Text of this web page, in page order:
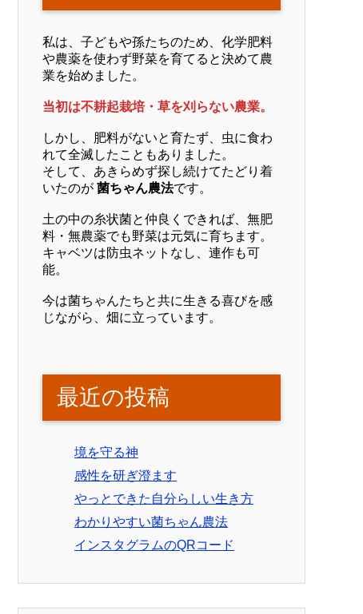
私は、子どもや孫たちのため、化学肥料
や農薬を使わず野菜を育てると決めて農
業を始めました。
当初は不耕起栽培・草を刈らない農業。
しかし、肥料がないと育たず、虫に食わ
れて全滅したこともありました。
そして、あきらめず探し続けてたどり着
いたのが 菌ちゃん農法です。
土の中の糸状菌と仲良くできれば、無肥
料・無農薬でも野菜は元気に育ちます。
キャベツは防虫ネットなし、連作も可
能。
今は菌ちゃんたちと共に生きる喜びを感
じながら、畑に立っています。
最近の投稿
境を守る神
感性を研ぎ澄ます
やっとできた自分らしい生き方
わかりやすい菌ちゃん農法
インスタグラムのQRコード